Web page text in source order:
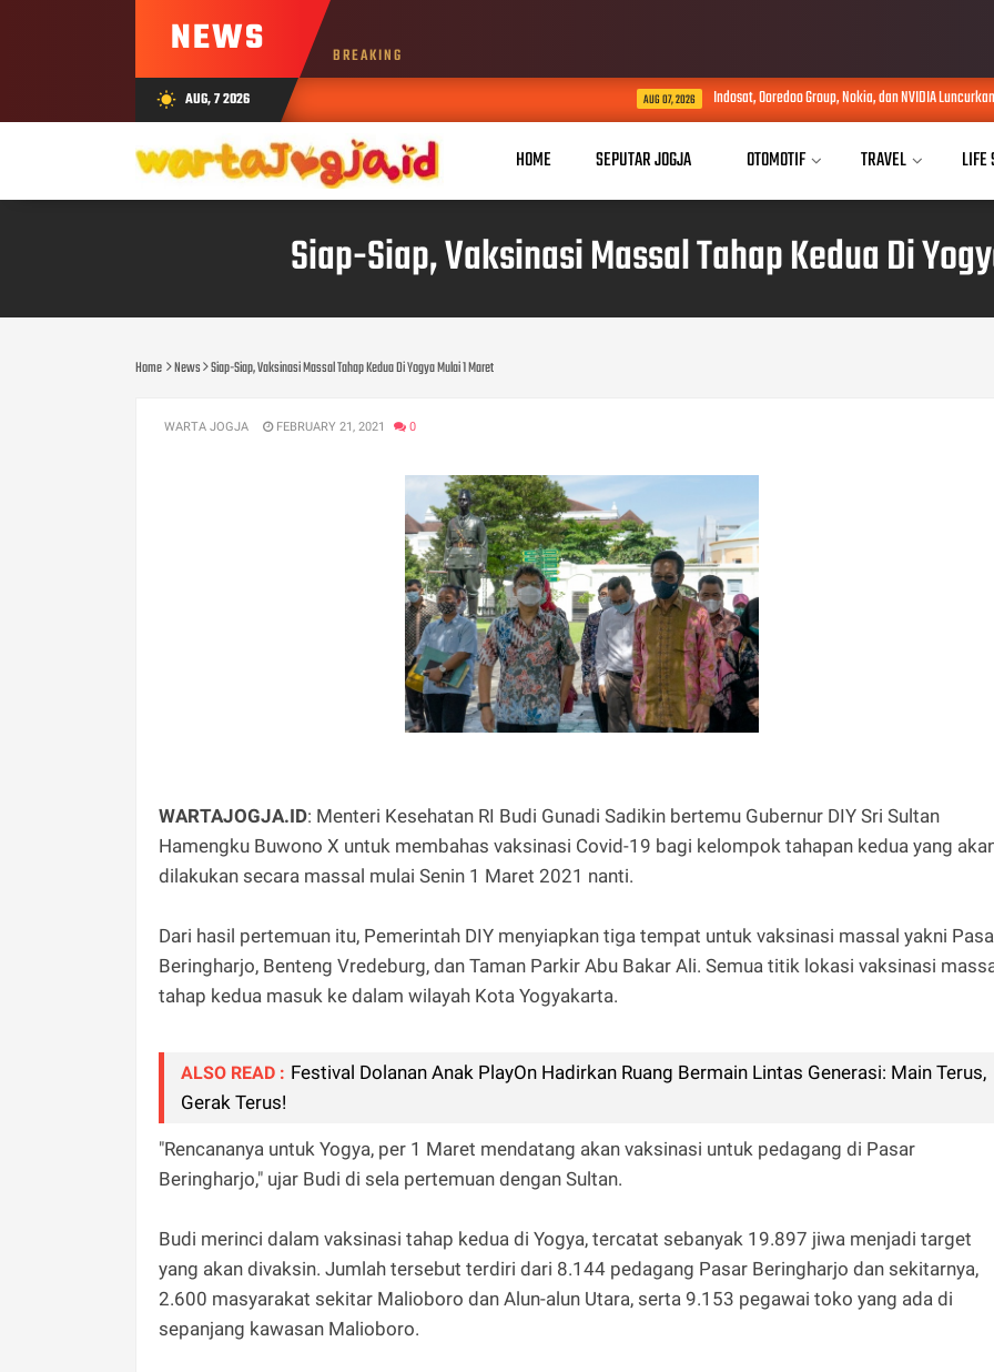
NEWS BREAKING
wb_sunny AUG, 7 2026 Indosat, Ooredoo Group, Nokia, dan NVIDIA Luncurkan Zankore
HOME SEPUTAR JOGJA OTOMOTIF TRAVEL LIFE
Siap-Siap, Vaksinasi Massal Tahap Kedua Di
Home News Siap-Siap, Vaksinasi Massal Tahap Kedua Di Yogya Mulai 1 Maret
WARTA JOGJA FEBRUARY 21, 2021 0
WARTAJOGJA.ID: Menteri Kesehatan RI Budi Gunadi Sadikin bertemu Gubernur DIY Sri Sultan
Hamengku Buwono X untuk membahas vaksinasi Covid-19 bagi kelompok tahapan kedua yang
dilakukan secara massal mulai Senin 1 Maret 2021 nanti.
Dari hasil pertemuan itu, Pemerintah DIY menyiapkan tiga tempat untuk vaksinasi massal yakni
Beringharjo, Benteng Vredeburg, dan Taman Parkir Abu Bakar Ali. Semua titik lokasi vaksinasi
tahap kedua masuk ke dalam wilayah Kota Yogyakarta.
ALSO READ : Festival Dolanan Anak PlayOn Hadirkan Ruang Bermain Lintas Generasi: Main Terus,
Gerak Terus!
"Rencananya untuk Yogya, per 1 Maret mendatang akan vaksinasi untuk pedagang di Pasar
Beringharjo," ujar Budi di sela pertemuan dengan Sultan.
Budi merinci dalam vaksinasi tahap kedua di Yogya, tercatat sebanyak 19.897 jiwa menjadi target
yang akan divaksin. Jumlah tersebut terdiri dari 8.144 pedagang Pasar Beringharjo dan sekitarnya,
2.600 masyarakat sekitar Malioboro dan Alun-alun Utara, serta 9.153 pegawai toko yang ada di
sepanjang kawasan Malioboro.